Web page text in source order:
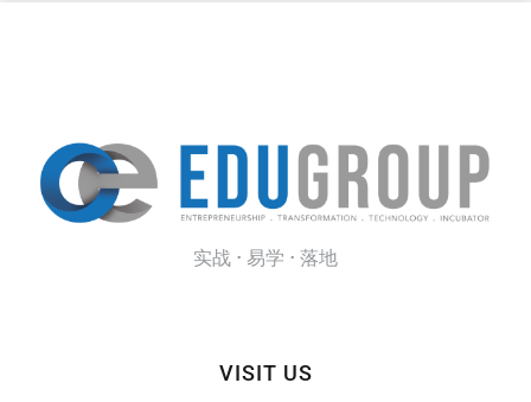
实战 · 易学 · 落地
VISIT US